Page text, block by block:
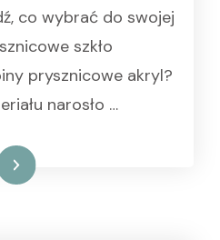
co wybrać do swojej
szkło
prysznicowe akryl?
narosło …